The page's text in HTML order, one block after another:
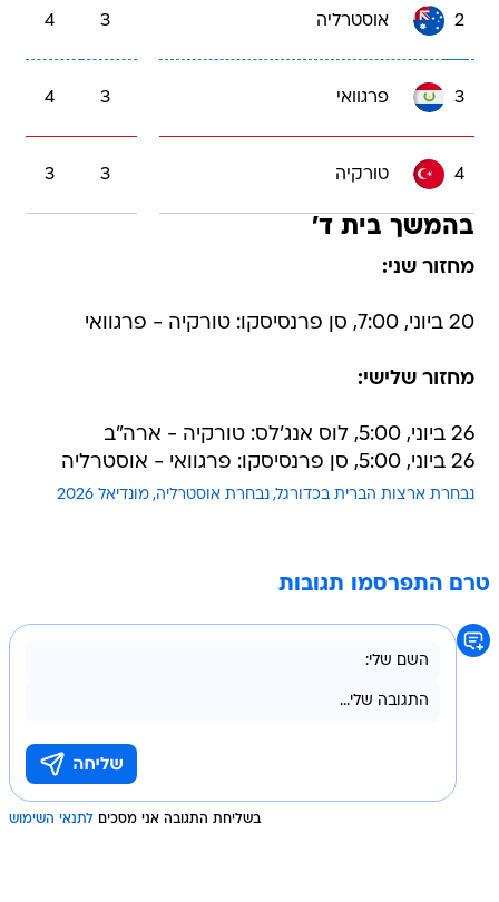
2 אוסטרליה 3
4
3 פרגוואי 3
4
4 טורקיה 3
3
בהמשך בית ד'
מחזור שני:
20 ביוני, 7:00, סן פרנסיסקו: טורקיה - פרגוואי
מחזור שלישי:
26 ביוני, 5:00, לוס אנג'לס: טורקיה - ארה"ב
26 ביוני, 5:00, סן פרנסיסקו: פרגוואי - אוסטרליה
נבחרת ארצות הברית בכדורגל נבחרת אוסטרליה מונדיאל 2026
טרם התפרסמו תגובות
בשליחת התגובה אני מסכים לתנאי השימוש